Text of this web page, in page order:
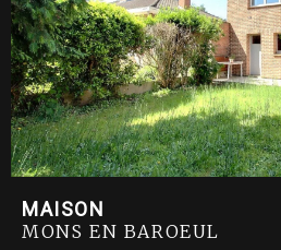
MAISON
MONS EN BAROEUL